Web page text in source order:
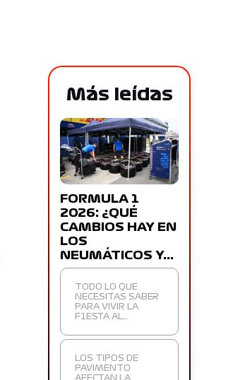
Más leídas
FORMULA 1
2026: ¿QUÉ
CAMBIOS HAY EN
LOS
NEUMÁTICOS Y…
TODO LO QUE
NECESITAS SABER
PARA VIVIR LA
F1ESTA AL…
LOS TIPOS DE
PAVIMENTO
AFECTAN LA